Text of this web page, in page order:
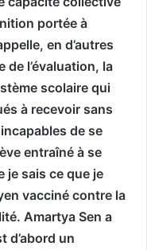
portée à
en d’autres
de l’évaluation, la
scolaire qui
à recevoir sans
de se
entraîné à se
je sais ce que je
vacciné contre la
Amartya Sen a
d’abord un